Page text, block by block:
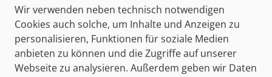
Mit Buch lernen
NEUAUFLAGE
Anlagenmechaniker/-in
Wir verwenden neben technisch notwendigen
Cookies auch solche, um Inhalte und Anzeigen zu
personalisieren, Funktionen für soziale Medien
anbieten zu können und die Zugriffe auf unserer
Webseite zu analysieren. Außerdem geben wir Daten